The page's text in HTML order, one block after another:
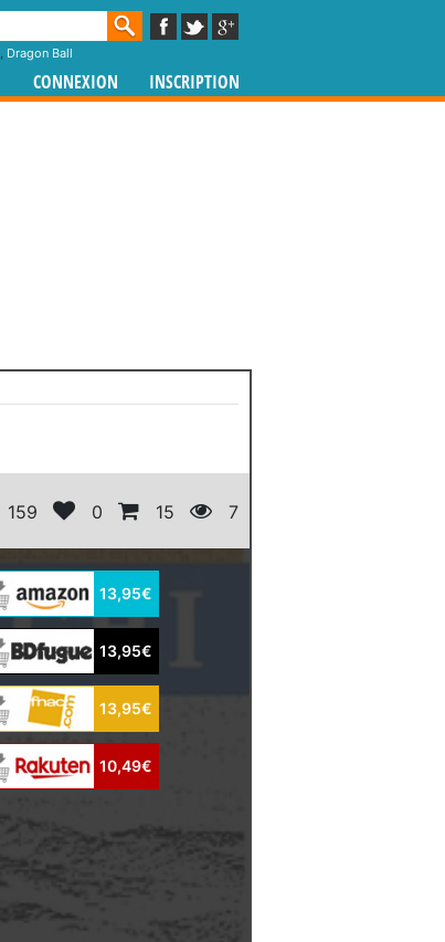
, Dragon Ball
CONNEXION INSCRIPTION
159 0 15 7
13,95€
13,95€
13,95€
10,49€